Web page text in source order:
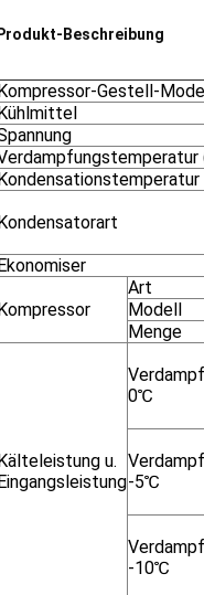
Produkt-Beschreibung
Gestell-
Art
Modell
Menge
u.
0℃
-5℃
-10℃